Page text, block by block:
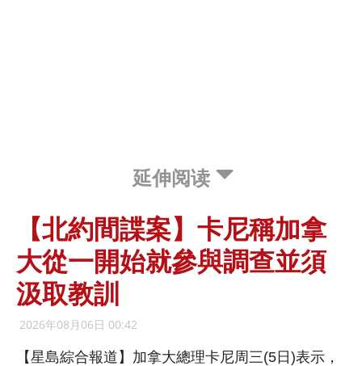
延伸阅读
【北約間諜案】卡尼稱加拿
大從一開始就參與調查並須
汲取教訓
2026年08月06日 00:42
【星島綜合報道】加拿大總理卡尼周三(5日)表示，